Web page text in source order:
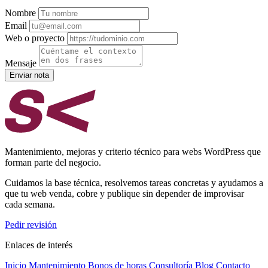
Nombre
Email
Web o proyecto
Mensaje
Enviar nota
Mantenimiento, mejoras y criterio técnico para webs WordPress que
forman parte del negocio.
Cuidamos la base técnica, resolvemos tareas concretas y ayudamos a
que tu web venda, cobre y publique sin depender de improvisar
cada semana.
Pedir revisión
Enlaces de interés
Inicio Mantenimiento Bonos de horas Consultoría Blog Contacto